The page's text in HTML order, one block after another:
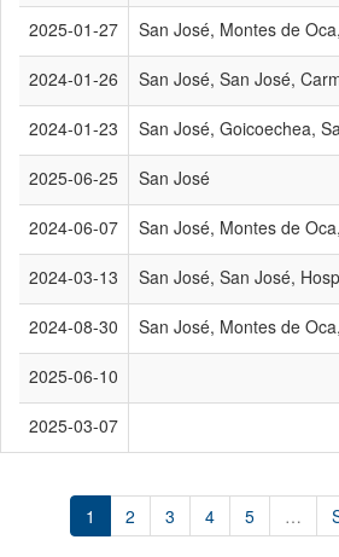
2025-01-27 San José, Montes de
2024-01-26 San José, San José,
2024-01-23 San José, Goicoechea,
2025-06-25 San José
2024-06-07 San José, Montes de
2024-03-13 San José, San José,
2024-08-30 San José, Montes de
2025-06-10
2025-03-07
1 2 3 4 5 …